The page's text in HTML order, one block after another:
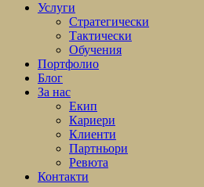
Услуги
Стратегически
Тактически
Обучения
Портфолио
Блог
За нас
Екип
Кариери
Клиенти
Партньори
Ревюта
Контакти